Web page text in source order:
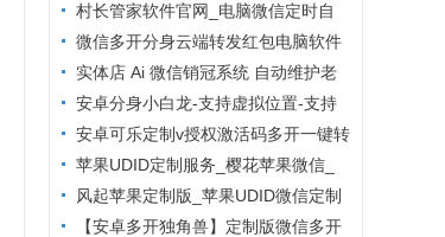
村长管家软件官网_电脑微信定时自
动群发软件_村长管家微信营销
微信多开分身云端转发红包电脑软件
拒绝封号办法：从操作到环境全流程避
坑
实体店 Ai 微信销冠系统 自动维护老
客户 24 小时在线客服解决方案
安卓分身小白龙-支持虚拟位置-支持
主题更换
安卓可乐定制v授权激活码多开一键转
发苹果UDID定制服务_樱花苹果微信_
定制多开专属版本
风起苹果定制版_苹果UDID微信定制
_微信分身定制服务
【安卓多开独角兽】定制版微信多开